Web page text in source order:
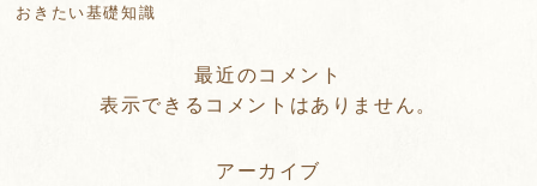
おきたい基礎知識
最近のコメント
表示できるコメントはありません。
アーカイブ